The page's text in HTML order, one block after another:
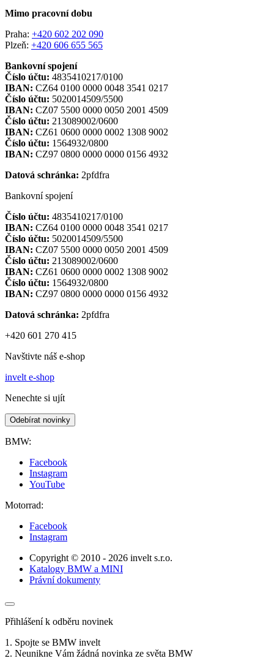
Mimo pracovní dobu
Praha: +420 602 202 090
Plzeň: +420 606 655 565
Bankovní spojení
Číslo účtu: 4835410217/0100
IBAN: CZ64 0100 0000 0048 3541 0217
Číslo účtu: 5020014509/5500
IBAN: CZ07 5500 0000 0050 2001 4509
Číslo účtu: 213089002/0600
IBAN: CZ61 0600 0000 0002 1308 9002
Číslo účtu: 1564932/0800
IBAN: CZ97 0800 0000 0000 0156 4932
Datová schránka: 2pfdfra
Bankovní spojení
Číslo účtu: 4835410217/0100
IBAN: CZ64 0100 0000 0048 3541 0217
Číslo účtu: 5020014509/5500
IBAN: CZ07 5500 0000 0050 2001 4509
Číslo účtu: 213089002/0600
IBAN: CZ61 0600 0000 0002 1308 9002
Číslo účtu: 1564932/0800
IBAN: CZ97 0800 0000 0000 0156 4932
Datová schránka: 2pfdfra
+420 601 270 415
Navštivte náš e-shop
invelt e-shop
Nenechte si ujít
Odebírat novinky
BMW:
Facebook
Instagram
YouTube
Motorrad:
Facebook
Instagram
Copyright © 2010 - 2026 invelt s.r.o.
Katalogy BMW a MINI
Právní dokumenty
Přihlášení k odběru novinek
1. Spojte se BMW invelt
2. Neunikne Vám žádná novinka ze světa BMW